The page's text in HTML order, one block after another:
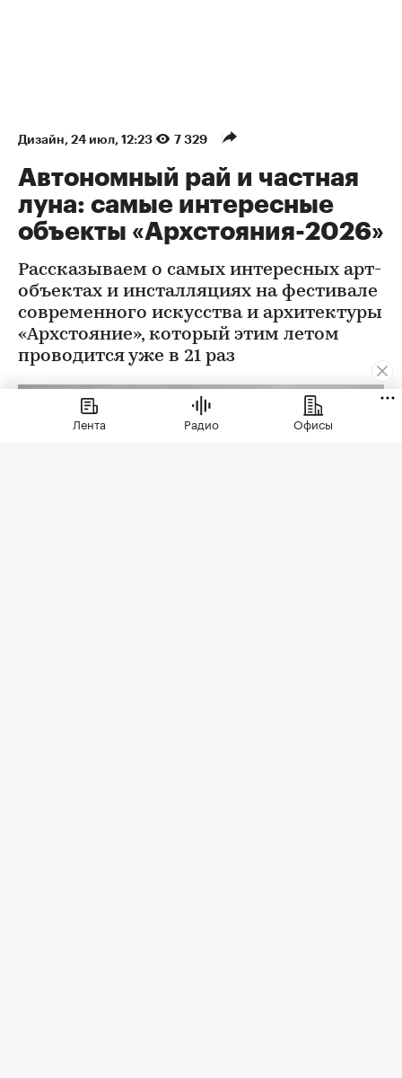
Дизайн⁠, 24 июл, 12:23 7 329
Автономный рай и частная
луна: самые интересные
объекты «Архстояния-2026»
Рассказываем о самых интересных арт-
объектах и инсталляциях на фестивале
современного искусства и архитектуры
«Архстояние», который этим летом
проводится уже в 21 раз
Лента Радио Офисы